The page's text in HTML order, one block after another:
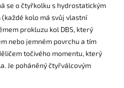
se o čtyřkolku s hydrostatickým
kolo má svůj vlastní
prokluzu kol DBS, který
nebo jemném povrchu a tím
točivého momentu, který
Je poháněný čtyřválcovým